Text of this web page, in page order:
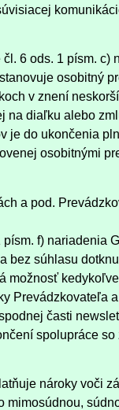
6 ods. 1 písm. c)
osobitný
v znení
na diaľku alebo
je do ukončenia
osobitnými
a pod.
f) nariadenia
bez súhlasu
možnosť
Prevádzkovateľa
časti
spolupráce so
nároky voči